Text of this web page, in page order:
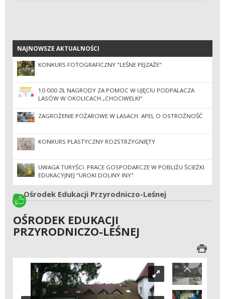
NAJNOWSZE AKTUALNOŚCI
NAJNOWSZE AKTUALNOŚCI
KONKURS FOTOGRAFICZNY "LEŚNE PEJZAŻE"
10 000 ZŁ NAGRODY ZA POMOC W UJĘCIU PODPALACZA
LASÓW W OKOLICACH „CHOCIWELKI”
ZAGROŻENIE POŻAROWE W LASACH. APEL O OSTROŻNOŚĆ
KONKURS PLASTYCZNY ROZSTRZYGNIĘTY
UWAGA TURYŚCI. PRACE GOSPODARCZE W POBLIŻU ŚCIEŻKI
EDUKACYJNEJ "UROKI DOLINY INY"
Ośrodek Edukacji Przyrodniczo-Leśnej
OŚRODEK EDUKACJI
PRZYRODNICZO-LEŚNEJ